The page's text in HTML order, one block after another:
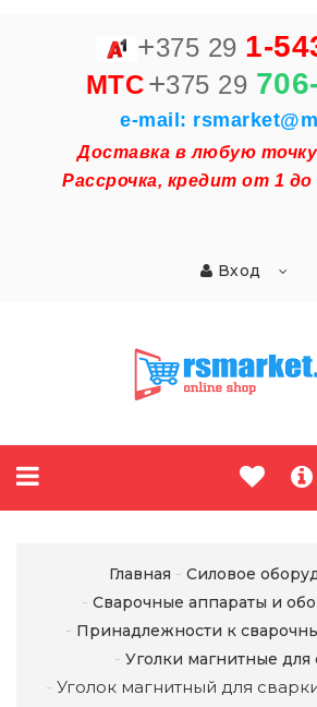
+375 29 1-
MTC+375 29
e-mail:
Доставка в любую
Рассрочка, кредит от 1 до
Вход
Главная
Силовое
Сварочные аппараты и
Принадлежности к
Уголки магнитные для
Уголок магнитный для